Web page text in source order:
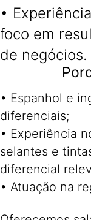
•
foco em
de negócios.
• Espanhol e
diferenciais;
• Experiência
selantes e
diferencial
• Atuação na